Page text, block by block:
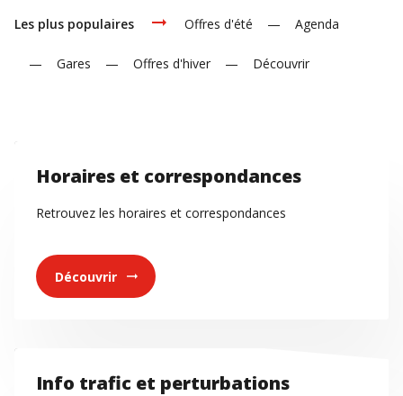
Les plus populaires arrow_right_alt Offres d'été Agenda
Gares Offres d'hiver Découvrir
Horaires et correspondances
Retrouvez les horaires et correspondances
Découvrir arrow_right_alt
Info trafic et perturbations